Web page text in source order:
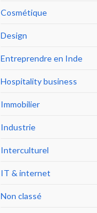
Cosmétique
Design
Entreprendre en Inde
Hospitality business
Immobilier
Industrie
Interculturel
IT & internet
Non classé